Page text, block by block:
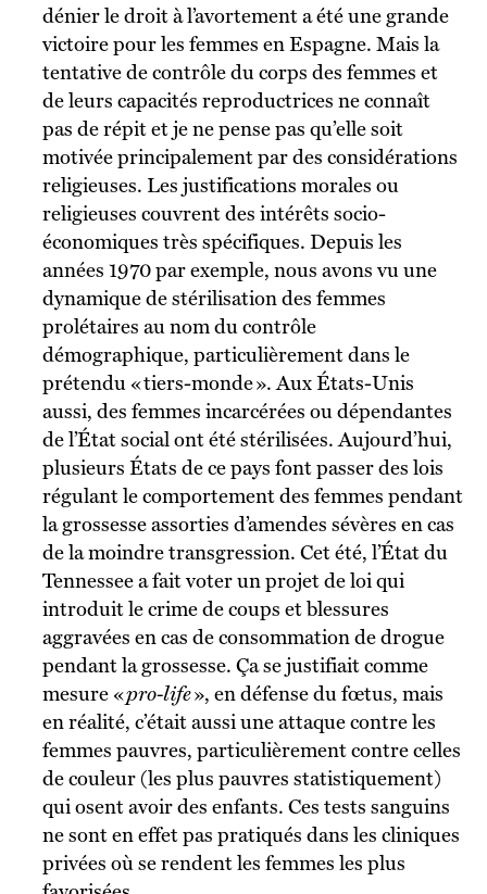
dénier le droit à l’avortement a été une grande
victoire pour les femmes en Espagne. Mais la
tentative de contrôle du corps des femmes et
de leurs capacités reproductrices ne connaît
pas de répit et je ne pense pas qu’elle soit
motivée principalement par des considérations
religieuses. Les justifications morales ou
religieuses couvrent des intérêts socio-
économiques très spécifiques. Depuis les
années 1970 par exemple, nous avons vu une
dynamique de stérilisation des femmes
prolétaires au nom du contrôle
démographique, particulièrement dans le
prétendu « tiers-monde ». Aux États-Unis
aussi, des femmes incarcérées ou dépendantes
de l’État social ont été stérilisées. Aujourd’hui,
plusieurs États de ce pays font passer des lois
régulant le comportement des femmes pendant
la grossesse assorties d’amendes sévères en cas
de la moindre transgression. Cet été, l’État du
Tennessee a fait voter un projet de loi qui
introduit le crime de coups et blessures
aggravées en cas de consommation de drogue
pendant la grossesse. Ça se justifiait comme
mesure «pro-life», en défense du fœtus, mais
en réalité, c’était aussi une attaque contre les
femmes pauvres, particulièrement contre celles
de couleur (les plus pauvres statistiquement)
qui osent avoir des enfants. Ces tests sanguins
ne sont en effet pas pratiqués dans les cliniques
privées où se rendent les femmes les plus